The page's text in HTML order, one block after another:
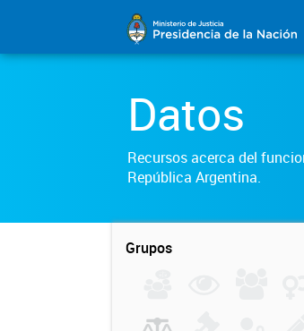
Datos
Recursos acerca del
República Argentina.
Grupos